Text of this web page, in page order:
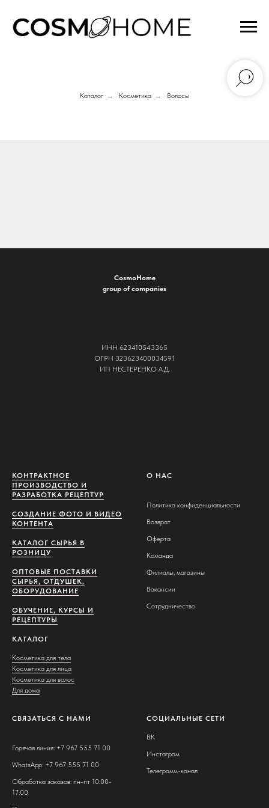
Каталог → Косметика → Волосы
CosmoHome
group of companies
ИНН 623410543365
ОГРН 323623400034591
ИП НЕСТЕРЕНКО А.Д.
КОНТРАКТНОЕ
ПРОИЗВОДСТВО И
РАЗРАБОТКА РЕЦЕПТУР
СОЗДАНИЕ ФОТО И ВИДЕО
КОНТЕНТА
КАТАЛОГ СЫРЬЯ В
РОЗНИЦУ
ОПТОВЫЕ ПОСТАВКИ
СЫРЬЯ, ОТДУШЕК,
ОБОРУДОВАНИЕ
ОБУЧЕНИЕ, КУРСЫ И
РЕЦЕПТУРЫ
КАТАЛОГ
Косметика для тела
Косметика для лица
Косметика для волос
Для дома
О НАС
Политика конфиденциальности
Возврат
Оферта
Команда
Филиалы, магазины
Вакансии
Сотрудничество
СВЯЗАТЬСЯ С НАМИ
Горячая линия: +7 967 555 71 00
WhatsApp: +7 967 555 71 00
Обработка заказов: пн-пт 10:00-
17:00
СОЦИАЛЬНЫЕ СЕТИ
ВК
Инстаграм
Телеграмм-канал